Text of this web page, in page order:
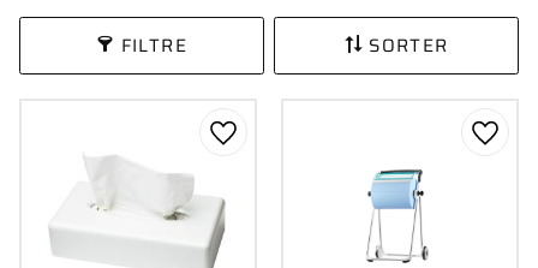
FILTRE SORTER
Gem som favorit Gem